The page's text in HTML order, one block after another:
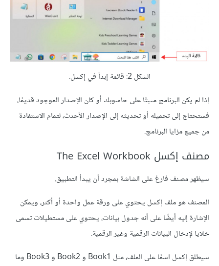
الشكل 2: قائمة إبدأ في إكسل.
إذا لم يكن البرنامج مثبتًا على حاسوبك أو كان الإصدار الموجود قديمًا،
فستحتاج إلى تحميله أو تحديثه إلى الإصدار الأحدث، لتمام الاستفادة
من جميع مزايا البرنامج.
مصنف إكسل The Excel Workbook
سيظهر مصنف فارغ على الشاشة بمجرد أن يبدأ التطبيق.
المصنف هو ملف إكسل يحتوي على ورقة عمل واحدة أو أكثر، ويمكن
الإشارة إليه أيضًا على أنه جدول بيانات، يحتوي على مستطيلات تسمى
خلايا لإدخال البيانات الرقمية وغير الرقمية.
سيطلق إكسل اسمًا على الملف، مثل ‏Book1 و Book2 و Book3 وما